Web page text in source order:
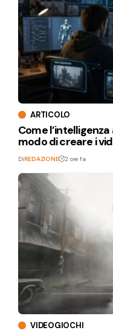
ARTICOLO
Come
modo di creare i
DiREDAZIONE 2 ore fa
VIDEOGIOCHI